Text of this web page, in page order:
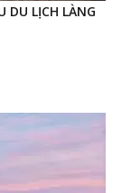
DU LỊCH LÀNG